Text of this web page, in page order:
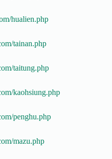
hualien.php
tainan.php
taitung.php
kaohsiung.php
penghu.php
mazu.php